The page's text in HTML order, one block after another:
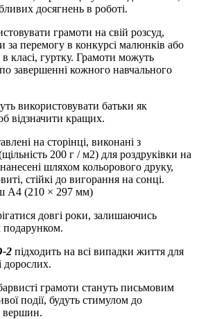
досягнень в роботі.
грамоти на свій розсуд,
за перемогу в конкурсі малюнків або
в класі, гуртку. Грамоти можуть
завершенні кожного навчального
використовувати батьки як
відзначити кращих.
на сторінці, виконані з
200 г / м2) для роздруківки на
шляхом кольорового друку,
стійкі до вигорання на сонці.
А4 (210 × 297 мм)
довгі роки, залишаючись
2 підходить на всі випадки життя для
дорослих.
грамоти стануть письмовим
події, будуть стимулом до
вершин.